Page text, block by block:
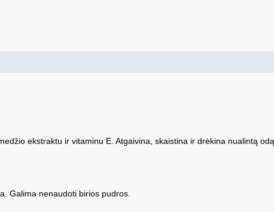
ekstraktu ir vitaminu E. Atgaivina, skaistina ir drėkina nualintą
Galima nenaudoti birios pudros.